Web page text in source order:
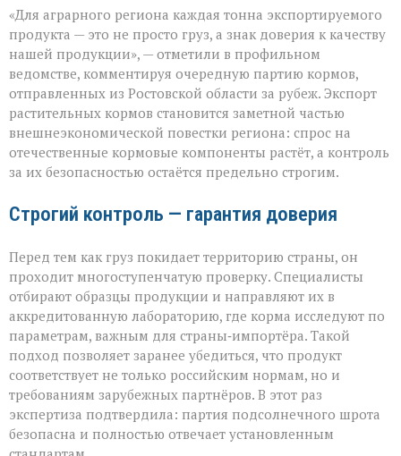
шрот
выходит
международный
уровень»
«Для аграрного региона каждая тонна экспортируемого
продукта — это не просто груз, а знак доверия к качеству
нашей продукции», — отметили в профильном
ведомстве, комментируя очередную партию кормов,
отправленных из Ростовской области за рубеж. Экспорт
растительных кормов становится заметной частью
внешнеэкономической повестки региона: спрос на
отечественные кормовые компоненты растёт, а контроль
за их безопасностью остаётся предельно строгим.
Строгий контроль — гарантия доверия
Перед тем как груз покидает территорию страны, он
проходит многоступенчатую проверку. Специалисты
отбирают образцы продукции и направляют их в
аккредитованную лабораторию, где корма исследуют по
параметрам, важным для страны‑импортёра. Такой
подход позволяет заранее убедиться, что продукт
соответствует не только российским нормам, но и
требованиям зарубежных партнёров. В этот раз
экспертиза подтвердила: партия подсолнечного шрота
безопасна и полностью отвечает установленным